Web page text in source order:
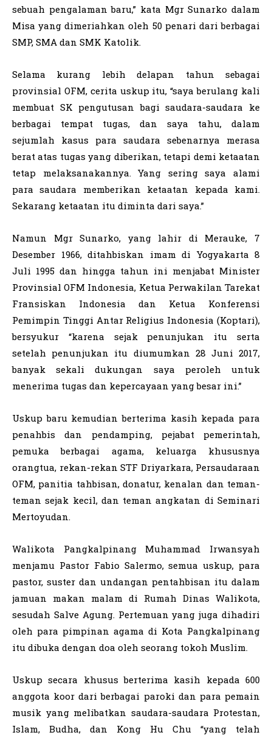
sebuah pengalaman baru,” kata Mgr Sunarko dalam
Misa yang dimeriahkan oleh 50 penari dari berbagai
SMP, SMA dan SMK Katolik.
Selama kurang lebih delapan tahun sebagai
provinsial OFM, cerita uskup itu, “saya berulang kali
membuat SK pengutusan bagi saudara-saudara ke
berbagai tempat tugas, dan saya tahu, dalam
sejumlah kasus para saudara sebenarnya merasa
berat atas tugas yang diberikan, tetapi demi ketaatan
tetap melaksanakannya. Yang sering saya alami
para saudara memberikan ketaatan kepada kami.
Sekarang ketaatan itu diminta dari saya.”
Namun Mgr Sunarko, yang lahir di Merauke, 7
Desember 1966, ditahbiskan imam di Yogyakarta 8
Juli 1995 dan hingga tahun ini menjabat Minister
Provinsial OFM Indonesia, Ketua Perwakilan Tarekat
Fransiskan Indonesia dan Ketua Konferensi
Pemimpin Tinggi Antar Religius Indonesia (Koptari),
bersyukur “karena sejak penunjukan itu serta
setelah penunjukan itu diumumkan 28 Juni 2017,
banyak sekali dukungan saya peroleh untuk
menerima tugas dan kepercayaan yang besar ini.”
Uskup baru kemudian berterima kasih kepada para
penahbis dan pendamping, pejabat pemerintah,
pemuka berbagai agama, keluarga khususnya
orangtua, rekan-rekan STF Driyarkara, Persaudaraan
OFM, panitia tahbisan, donatur, kenalan dan teman-
teman sejak kecil, dan teman angkatan di Seminari
Mertoyudan.
Walikota Pangkalpinang Muhammad Irwansyah
menjamu Pastor Fabio Salermo, semua uskup, para
pastor, suster dan undangan pentahbisan itu dalam
jamuan makan malam di Rumah Dinas Walikota,
sesudah Salve Agung. Pertemuan yang juga dihadiri
oleh para pimpinan agama di Kota Pangkalpinang
itu dibuka dengan doa oleh seorang tokoh Muslim.
Uskup secara khusus berterima kasih kepada 600
anggota koor dari berbagai paroki dan para pemain
musik yang melibatkan saudara-saudara Protestan,
Islam, Budha, dan Kong Hu Chu “yang telah